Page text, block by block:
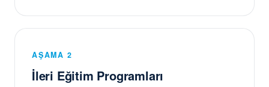
AŞAMA 2
İleri Eğitim Programları